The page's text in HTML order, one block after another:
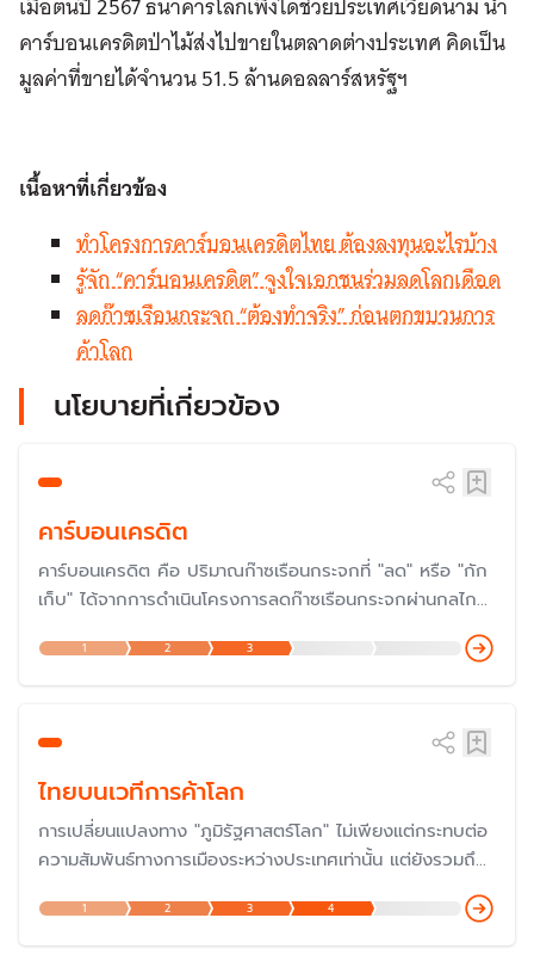
คาร์บอนเครดิตป่าไม้ส่งไปขายในตลาดต่างประเทศ คิดเป็น
มูลค่าที่ขายได้จำนวน 51.5 ล้านดอลลาร์สหรัฐฯ
เนื้อหาที่เกี่ยวข้อง
ทำโครงการคาร์บอนเครดิตไทย ต้องลงทุนอะไรบ้าง
รู้จัก “คาร์บอนเครดิต” จูงใจเอกชนร่วมลดโลกเดือด
ลดก๊าซเรือนกระจก “ต้องทำจริง” ก่อนตกขบวนการ
ค้าโลก
นโยบายที่เกี่ยวข้อง
คาร์บอนเครดิต
คาร์บอนเครดิต คือ ปริมาณก๊าซเรือนกระจกที่ "ลด" หรือ "กัก
เก็บ" ได้จากการดำเนินโครงการลดก๊าซเรือนกระจกผ่านกลไก
ลดก๊าซเรือนกระจกต่าง ๆ ทั้งในประเทศและต่างประเทศ มีหน่วย
เป็น "ตันคาร์บอนไดออกไซด์เทียบเท่า" และสามารถนำคาร์บอน
เครดิตไปแลกเปลี่ยนหรือซื้อ-ขายเพื่อนำไปใช้ประโยชน์ได้
1 2 3
ไทยบนเวทีการค้าโลก
การเปลี่ยนแปลงทาง "ภูมิรัฐศาสตร์โลก" ไม่เพียงแต่กระทบต่อ
ความสัมพันธ์ทางการเมืองระหว่างประเทศเท่านั้น แต่ยังรวมถึง
ทางเศรษฐกิจอีกด้วยที่ประเทศมหาอำนาจใช้เป็น "อาวุธ" หรือที่
เรียกว่า "สงครามการค้า" ดังนั้น จึงเป็นความท้าทายว่า
ประเทศไทยจะผ่ากระแสระเบียบโลกยุคใหม่ไปได้อย่างไร
1 2 3 4